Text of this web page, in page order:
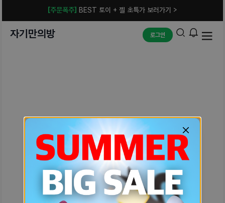
[주문폭주] BEST 토이 + 젤 초특가 보러가기 >
자기만의방 로그인
예상치 못한 에러입니다.